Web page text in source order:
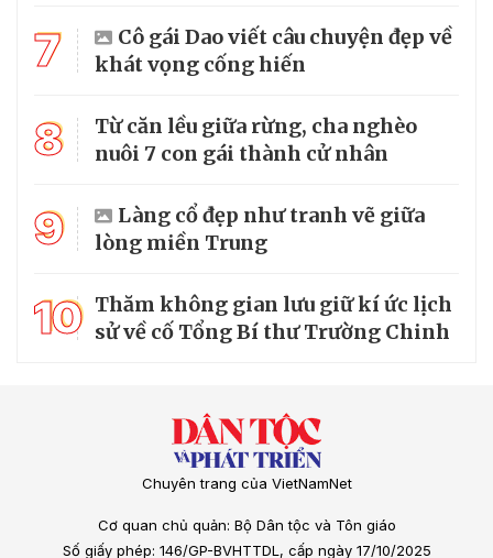
7
Cô gái Dao viết câu chuyện đẹp về
khát vọng cống hiến
8
Từ căn lều giữa rừng, cha nghèo
nuôi 7 con gái thành cử nhân
9
Làng cổ đẹp như tranh vẽ giữa
lòng miền Trung
10 Thăm không gian lưu giữ kí ức lịch
sử về cố Tổng Bí thư Trường Chinh
Chuyên trang của VietNamNet
Cơ quan chủ quản: Bộ Dân tộc và Tôn giáo
Số giấy phép: 146/GP-BVHTTDL, cấp ngày 17/10/2025